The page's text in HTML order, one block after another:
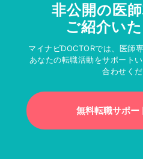
非公開の医
ご紹介い
マイナビDOCTORでは、医師
あなたの転職活動をサポート
合わせくだ
無料転職サポー